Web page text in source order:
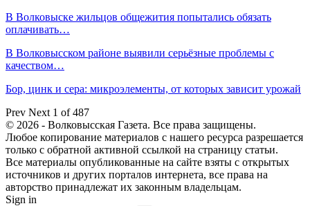
В Волковыске жильцов общежития попытались обязать
оплачивать…
В Волковысском районе выявили серьёзные проблемы с
качеством…
Бор, цинк и сера: микроэлементы, от которых зависит урожай
Prev Next 1 of 487
© 2026 - Волковысская Газета. Все права защищены.
Любое копирование материалов с нашего ресурса разрешается
только с обратной активной ссылкой на страницу статьи.
Все материалы опубликованные на сайте взяты с открытых
источников и других порталов интернета, все права на
авторство принадлежат их законным владельцам.
Sign in